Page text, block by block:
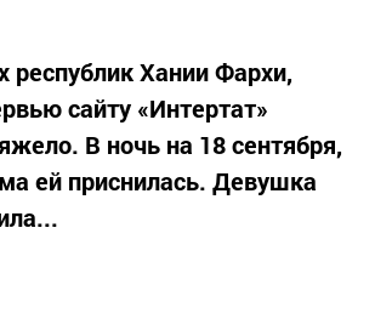
республик Хании Фархи,
сайту «Интертат»
В ночь на 18 сентября,
ей приснилась. Девушка